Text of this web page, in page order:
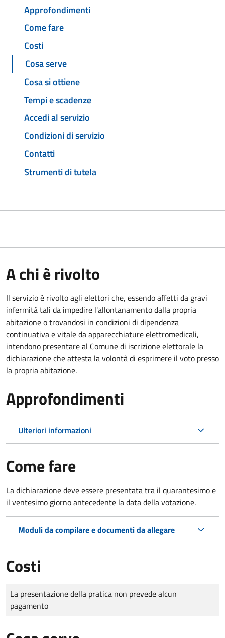
Approfondimenti
Come fare
Costi
Cosa serve
Cosa si ottiene
Tempi e scadenze
Accedi al servizio
Condizioni di servizio
Contatti
Strumenti di tutela
A chi è rivolto
Il servizio è rivolto agli elettori che, essendo affetti da gravi
infermità tali da impedire l'allontanamento dalla propria
abitazione o trovandosi in condizioni di dipendenza
continuativa e vitale da apparecchiature elettromedicali,
intendono presentare al Comune di iscrizione elettorale la
dichiarazione che attesta la volontà di esprimere il voto presso
la propria abitazione.
Approfondimenti
Ulteriori informazioni
Come fare
La dichiarazione deve essere presentata tra il quarantesimo e
il ventesimo giorno antecedente la data della votazione.
Moduli da compilare e documenti da allegare
Costi
Tipo di pagamento
Importo
La presentazione della pratica non prevede alcun
pagamento